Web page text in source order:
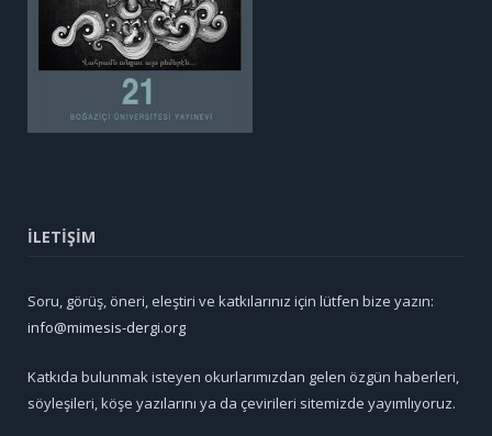
İLETİŞİM
Soru, görüş, öneri, eleştiri ve katkılarınız için lütfen bize yazın:
info@mimesis-dergi.org
Katkıda bulunmak isteyen okurlarımızdan gelen özgün haberleri,
söyleşileri, köşe yazılarını ya da çevirileri sitemizde yayımlıyoruz.